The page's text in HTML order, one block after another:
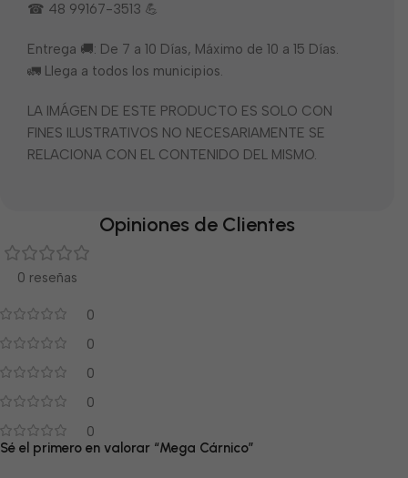
☎ 48 99167-3513 💪
Entrega 🚚: De 7 a 10 Días, Máximo de 10 a 15 Días.
🚛 Llega a todos los municipios.
LA IMÁGEN DE ESTE PRODUCTO ES SOLO CON
FINES ILUSTRATIVOS NO NECESARIAMENTE SE
RELACIONA CON EL CONTENIDO DEL MISMO.
Opiniones de Clientes
0 reseñas
0
0
0
0
0
Sé el primero en valorar “Mega Cárnico”